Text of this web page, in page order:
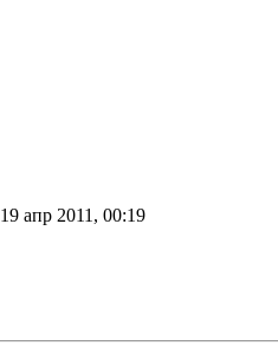
19 апр 2011, 00:19